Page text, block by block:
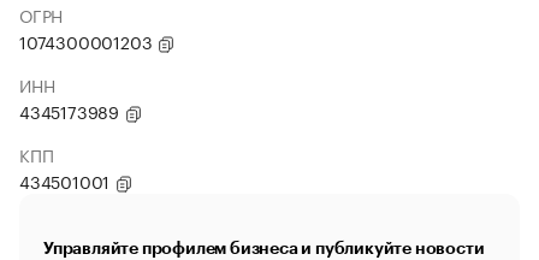
ОГРН
1074300001203
ИНН
4345173989
КПП
434501001
Управляйте профилем бизнеса и публикуйте новости